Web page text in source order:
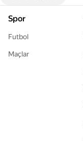
Spor
Futbol
Maçlar